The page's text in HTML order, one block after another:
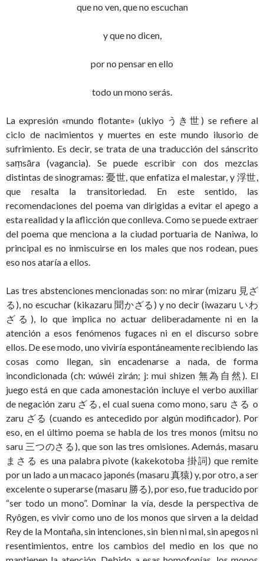
que no ven, que no escuchan
y que no dicen,
por no pensar en ello
todo un mono serás.
La expresión «mundo flotante» (ukiyo うき世) se refiere al
ciclo de nacimientos y muertes en este mundo ilusorio de
sufrimiento. Es decir, se trata de una traducción del sánscrito
saṃsāra (vagancia). Se puede escribir con dos mezclas
distintas de sinogramas: 憂世, que enfatiza el malestar, y 浮世,
que resalta la transitoriedad. En este sentido, las
recomendaciones del poema van dirigidas a evitar el apego a
esta realidad y la aflicción que conlleva. Como se puede extraer
del poema que menciona a la ciudad portuaria de Naniwa, lo
principal es no inmiscuirse en los males que nos rodean, pues
eso nos ataría a ellos.
Las tres abstenciones mencionadas son: no mirar (mizaru 見ざ
る), no escuchar (kikazaru 聞かざる) y no decir (iwazaru いわ
ざる), lo que implica no actuar deliberadamente ni en la
atención a esos fenómenos fugaces ni en el discurso sobre
ellos. De ese modo, uno viviría espontáneamente recibiendo las
cosas como llegan, sin encadenarse a nada, de forma
incondicionada (ch: wúwéi zìrán; j: mui shizen 無為自然). El
juego está en que cada amonestación incluye el verbo auxiliar
de negación zaru ざる, el cual suena como mono, saru さる o
zaru ざる (cuando es antecedido por algún modificador). Por
eso, en el último poema se habla de los tres monos (mitsu no
saru 三つのさる), que son las tres omisiones. Además, masaru
まさる es una palabra pivote (kakekotoba 掛詞) que remite
por un lado a un macaco japonés (masaru 真猿) y, por otro, a ser
excelente o superarse (masaru 勝る), por eso, fue traducido por
“ser todo un mono”. Dominar la vía, desde la perspectiva de
Ryôgen, es vivir como uno de los monos que sirven a la deidad
Rey de la Montaña, sin intenciones, sin bien ni mal, sin apegos ni
resentimientos, entre los cambios del medio en los que no